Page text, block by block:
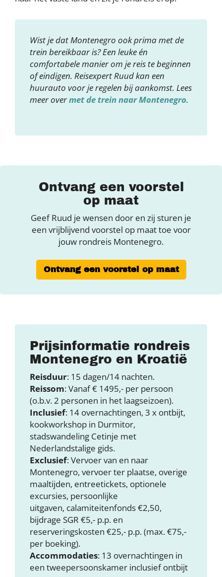
Wist je dat Montenegro ook prima met de
trein bereikbaar is? Een leuke én
comfortabele manier om je reis te beginnen
of eindigen. Reisexpert Ruud kan een
huurauto voor je regelen bij aankomst. Lees
meer overmet de trein naar Montenegro.
Ontvang een voorstel
op maat
Geef Ruud je wensen door en zij sturen je
een vrijblijvend voorstel op maat toe voor
jouw rondreis Montenegro.
Ontvang een voorstel op maat
Prijsinformatie rondreis
Montenegro en Kroatië
Reisduur: 15 dagen/14 nachten.
Reissom: Vanaf € 1495,- per persoon
(o.b.v. 2 personen in het laagseizoen).
Inclusief: 14 overnachtingen, 3 x ontbijt,
kookworkshop in Durmitor,
stadswandeling Cetinje met
Nederlandstalige gids.
Exclusief: Vervoer van en naar
Montenegro, vervoer ter plaatse, overige
maaltijden, entreetickets, optionele
excursies, persoonlijke
uitgaven, calamiteitenfonds €2,50,
bijdrage SGR €5,- p.p. en
reserveringskosten €25,- p.p. (max. €75,-
per boeking).
Accommodaties: 13 overnachtingen in
een tweepersoonskamer inclusief ontbijt